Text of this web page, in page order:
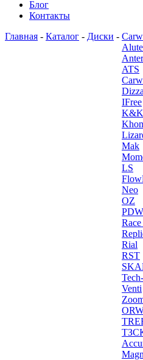
Блог
Контакты
Главная - Каталог - Диски -
ATS
IFree
K&K
Mak
LS
Neo
OZ
PDW
Rial
RST
Venti